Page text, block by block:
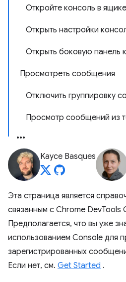
Откройте консоль в ящике
Открыть настройки
Открыть боковую панель
Просмотреть сообщения
Отключить группировку
Просмотр сообщений из
Kayce Basques
Эта страница является
связанным с Chrome DevTools
Предполагается, что вы уже
использованием Console для
зарегистрированных
Если нет, см. Get Started .